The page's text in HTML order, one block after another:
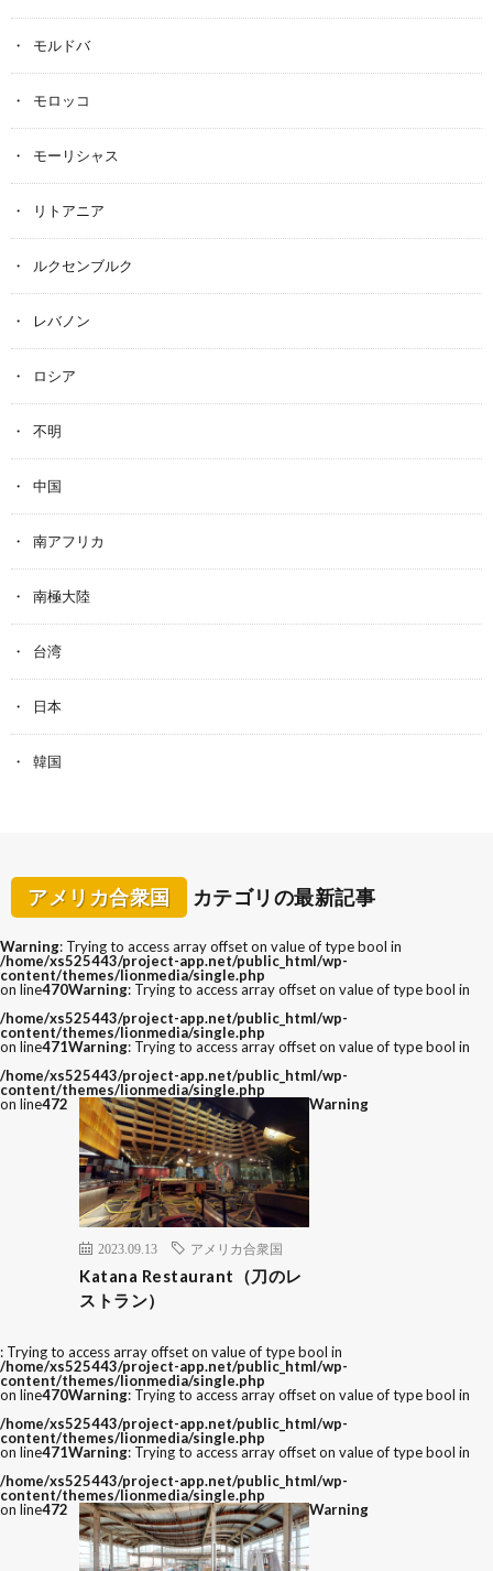
モルドバ
モロッコ
モーリシャス
リトアニア
ルクセンブルク
レバノン
ロシア
不明
中国
南アフリカ
南極大陸
台湾
日本
韓国
アメリカ合衆国 カテゴリの最新記事
Warning: Trying to access array offset on value of type bool in
/home/xs525443/project-app.net/public_html/wp-
content/themes/lionmedia/single.php
on line470Warning: Trying to access array offset on value of type bool in
/home/xs525443/project-app.net/public_html/wp-
content/themes/lionmedia/single.php
on line471Warning: Trying to access array offset on value of type bool in
/home/xs525443/project-app.net/public_html/wp-
content/themes/lionmedia/single.php
on line472
2023.09.13 アメリカ合衆国
Katana Restaurant（刀のレ
ストラン）
Warning
: Trying to access array offset on value of type bool in
/home/xs525443/project-app.net/public_html/wp-
content/themes/lionmedia/single.php
on line470Warning: Trying to access array offset on value of type bool in
/home/xs525443/project-app.net/public_html/wp-
content/themes/lionmedia/single.php
on line471Warning: Trying to access array offset on value of type bool in
/home/xs525443/project-app.net/public_html/wp-
content/themes/lionmedia/single.php
on line472 Warning